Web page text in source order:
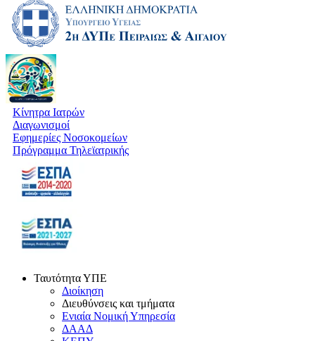
Κίνητρα Ιατρών
Διαγωνισμοί
Εφημερίες Νοσοκομείων
Πρόγραμμα Τηλεϊατρικής
Ταυτότητα ΥΠΕ
Διοίκηση
Διευθύνσεις και τμήματα
Ενιαία Νομική Υπηρεσία
ΔΑΑΔ